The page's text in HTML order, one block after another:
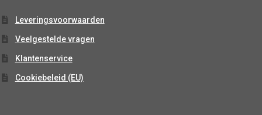
Leveringsvoorwaarden
Veelgestelde vragen
Klantenservice
Cookiebeleid (EU)